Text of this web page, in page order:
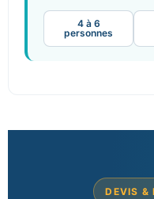
4 à 6
personnes
DEVIS &